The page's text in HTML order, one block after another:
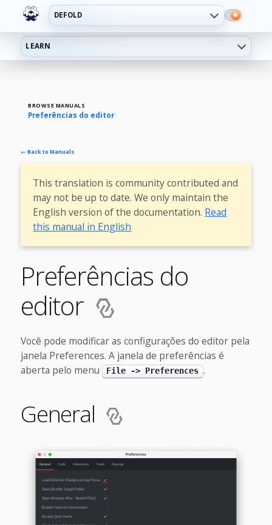
DEFOLD
LEARN
BROWSE MANUALS
Preferências do editor
← Back to Manuals
This translation is community contributed and
may not be up to date. We only maintain the
English version of the documentation. Read
this manual in English
Preferências do
editor
Você pode modificar as configurações do editor pela
janela Preferences. A janela de preferências é
aberta pelo menu
File -> Preferences .
General